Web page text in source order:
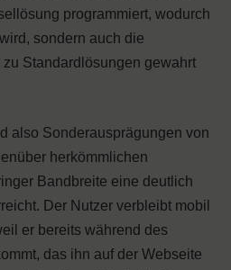
programmiert, wodurch
sondern auch die
Standardlösungen gewahrt
also Sonderausprägungen von
herkömmlichen
Bandbreite eine deutlich
Der Nutzer verbleibt mobil
er bereits während des
das ihn auf der Webseite